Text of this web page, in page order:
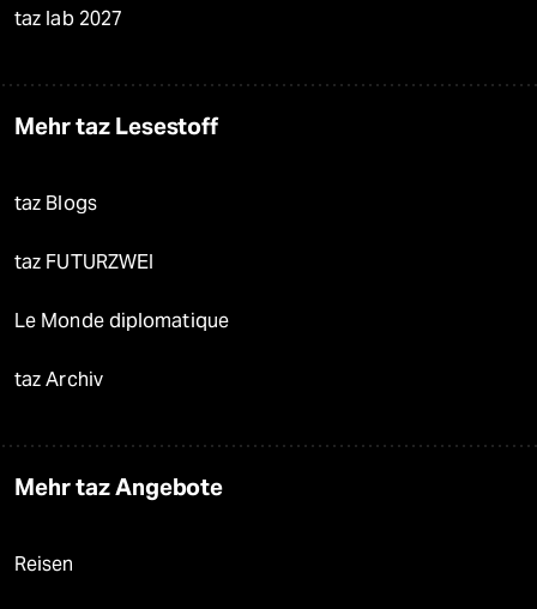
taz lab 2027
Mehr taz Lesestoff
taz Blogs
taz FUTURZWEI
Le Monde diplomatique
taz Archiv
Mehr taz Angebote
Reisen